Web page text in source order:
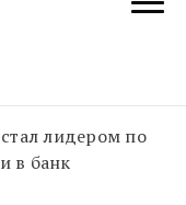
лидером по
в банк